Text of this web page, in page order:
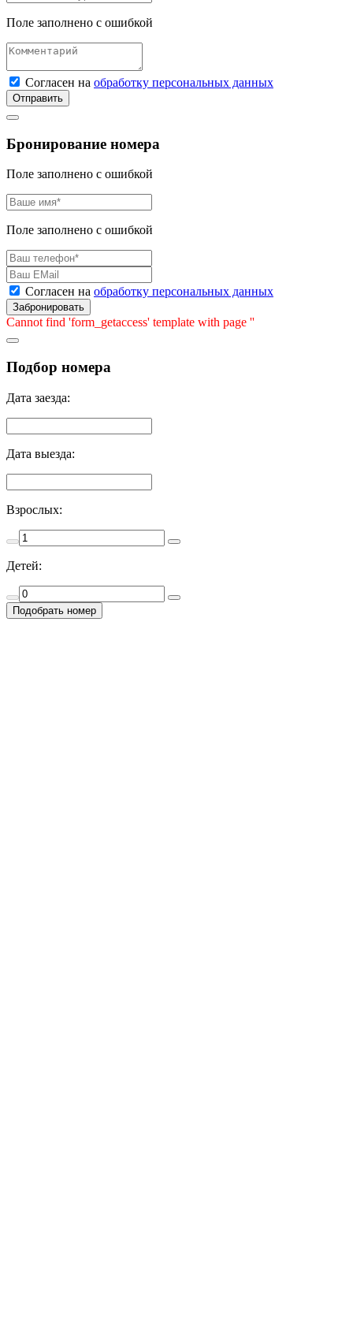
Поле заполнено с ошибкой
Согласен на обработку персональных данных
Отправить
Бронирование номера
Поле заполнено с ошибкой
Поле заполнено с ошибкой
Согласен на обработку персональных данных
Забронировать
Cannot find 'form_getaccess' template with page ''
Подбор номера
Дата заезда:
Дата выезда:
Взрослых:
Детей: